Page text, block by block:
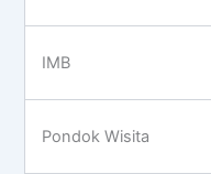
IMB
Pondok Wisita